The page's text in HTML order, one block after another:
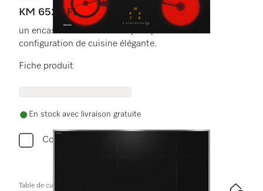
KM 6523 FL
un encastrement à fleur de plan pour une
configuration de cuisine élégante.
Fiche produit
En stock avec livraison gratuite
Comparer
Table de cuisson à induction